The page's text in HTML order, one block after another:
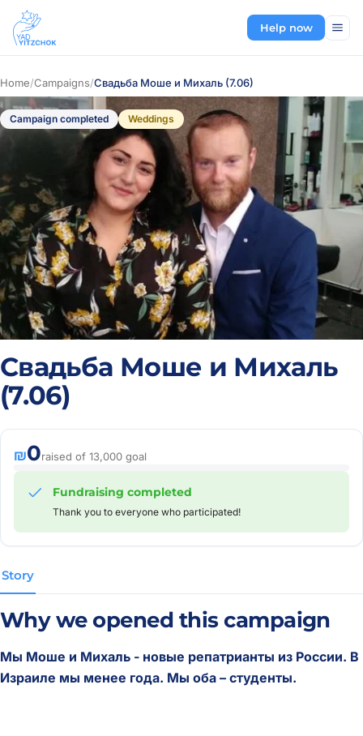
Help now
Home/Campaigns/Свадьба Моше и Михаль (7.06)
Свадьба Моше и Михаль
(7.06)
Campaign completed Weddings
Story
₪0raised of 13,000 goal
Fundraising completed
Thank you to everyone who participated!
Why we opened this campaign
Мы Моше и Михаль - новые репатрианты из России. В
Израиле мы менее года. Мы оба – студенты.